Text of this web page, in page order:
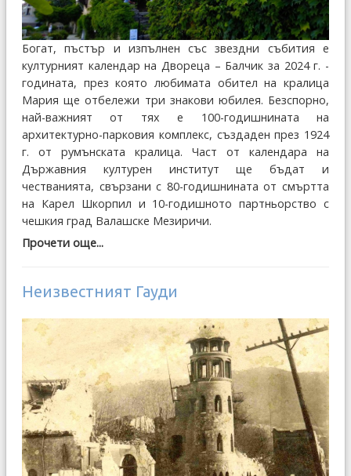
Богат, пъстър и изпълнен със звездни събития е
културният календар на Двореца – Балчик за 2024 г. -
годината, през която любимата обител на кралица
Мария ще отбележи три знакови юбилея. Безспорно,
най-важният от тях е 100-годишнината на
архитектурно-парковия комплекс, създаден през 1924
г. от румънската кралица. Част от календара на
Държавния културен институт ще бъдат и
честванията, свързани с 80-годишнината от смъртта
на Карел Шкорпил и 10-годишното партньорство с
чешкия град Валашске Мезиричи.
Прочети още...
Неизвестният Гауди